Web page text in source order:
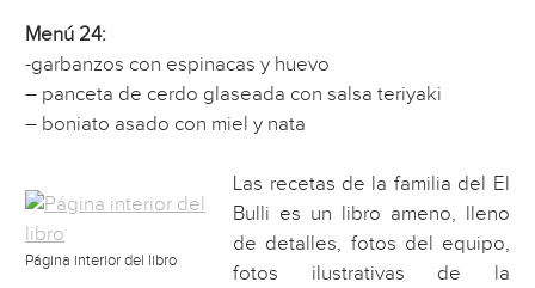
Menú 24:
-garbanzos con espinacas y huevo
– panceta de cerdo glaseada con salsa teriyaki
– boniato asado con miel y nata
Página interior del libro
Las recetas de la familia del El
Bulli es un libro ameno, lleno
de detalles, fotos del equipo,
fotos ilustrativas de la